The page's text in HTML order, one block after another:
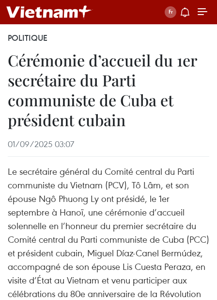
POLITIQUE
Cérémonie d’accueil du 1er
secrétaire du Parti
communiste de Cuba et
président cubain
01/09/2025 03:07
Le secrétaire général du Comité central du Parti
communiste du Vietnam (PCV), Tô Lâm, et son
épouse Ngô Phuong Ly ont présidé, le 1er
septembre à Hanoï, une cérémonie d’accueil
solennelle en l’honneur du premier secrétaire du
Comité central du Parti communiste de Cuba (PCC)
et président cubain, Miguel Díaz-Canel Bermúdez,
accompagné de son épouse Lis Cuesta Peraza, en
visite d’État au Vietnam et venu participer aux
célébrations du 80e anniversaire de la Révolution